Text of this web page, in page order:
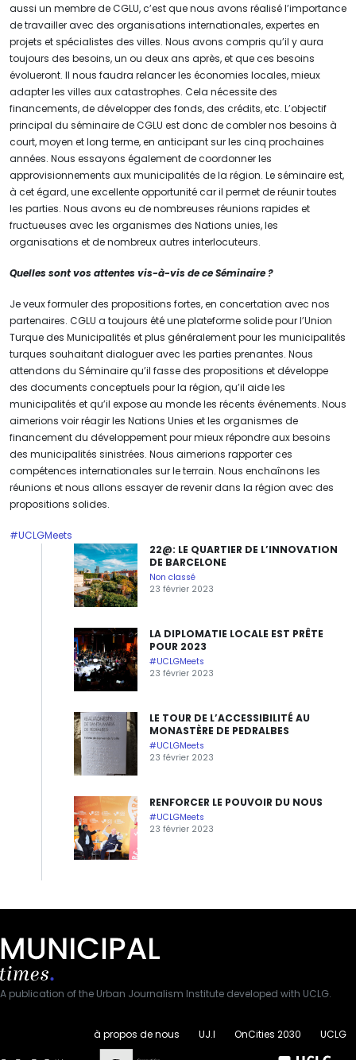
aussi un membre de CGLU, c’est que nous avons réalisé l’importance
de travailler avec des organisations internationales, expertes en
projets et spécialistes des villes. Nous avons compris qu’il y aura
toujours des besoins, un ou deux ans après, et que ces besoins
évolueront. Il nous faudra relancer les économies locales, mieux
adapter les villes aux catastrophes. Cela nécessite des
financements, de développer des fonds, des crédits, etc. L’objectif
principal du séminaire de CGLU est donc de combler nos besoins à
court, moyen et long terme, en anticipant sur les cinq prochaines
années. Nous essayons également de coordonner les
approvisionnements aux municipalités de la région. Le séminaire est,
à cet égard, une excellente opportunité car il permet de réunir toutes
les parties. Nous avons eu de nombreuses réunions rapides et
fructueuses avec les organismes des Nations unies, les
organisations et de nombreux autres interlocuteurs.
Quelles sont vos attentes vis-à-vis de ce Séminaire ?
Je veux formuler des propositions fortes, en concertation avec nos
partenaires. CGLU a toujours été une plateforme solide pour l’Union
Turque des Municipalités et plus généralement pour les municipalités
turques souhaitant dialoguer avec les parties prenantes. Nous
attendons du Séminaire qu’il fasse des propositions et développe
des documents conceptuels pour la région, qu’il aide les
municipalités et qu’il expose au monde les récents événements. Nous
aimerions voir réagir les Nations Unies et les organismes de
financement du développement pour mieux répondre aux besoins
des municipalités sinistrées. Nous aimerions rapporter ces
compétences internationales sur le terrain. Nous enchaînons les
réunions et nous allons essayer de revenir dans la région avec des
propositions solides.
#UCLGMeets
22@: LE QUARTIER DE L’INNOVATION
DE BARCELONE
Non classé
23 février 2023
LA DIPLOMATIE LOCALE EST PRÊTE
POUR 2023
#UCLGMeets
23 février 2023
LE TOUR DE L’ACCESSIBILITÉ AU
MONASTÈRE DE PEDRALBES
#UCLGMeets
23 février 2023
RENFORCER LE POUVOIR DU NOUS
#UCLGMeets
23 février 2023
A publication of the Urban Journalism Institute developed with UCLG.
à propos de nous UJ.I OnCities 2030 UCLG